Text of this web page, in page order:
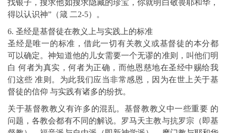
找银子，搜求他如搜求隐藏的珍宝，你就明白敬畏耶和华，
得以认识神”（箴 二2-5）。
6. 圣经是基督徒在教义上与实践上的标准
圣经是唯一的标准，借此一切有关教义或基督徒的本分都
可以确定。神知道他的儿女需要一个无谬的准则，叫他们明
白 何者为真实，何者为正确，而他恩慈地在圣经中赐给我
们这些 准则。为此我们应当非常感恩，因为在世上关于基
督徒的信仰 与实践有诸多的纷扰。
关于基督教教义有许多的混乱。基督教教义中一些重要 的
问题，各教会都有不同的解说。罗马天主教与抗罗宗（即基